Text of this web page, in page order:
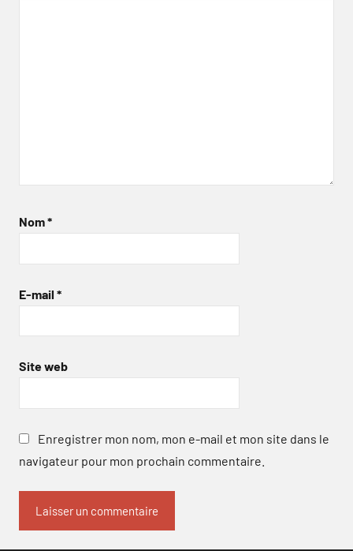
Nom*
E-mail *
Site web
Enregistrer mon nom, mon e-mail et mon site dans le
navigateur pour mon prochain commentaire.